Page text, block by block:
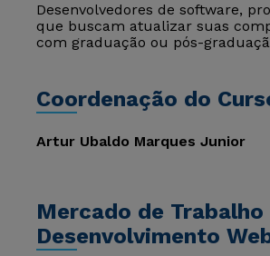
Desenvolvedores de software,
que buscam atualizar suas
com graduação ou pós-
Coordenação do
Artur Ubaldo Marques Junior
Mercado de
Desenvolvimento